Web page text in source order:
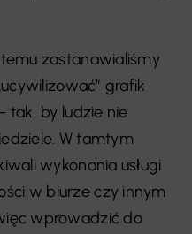
temu zastanawialiśmy
grafik
tak, by ludzie nie
W tamtym
wykonania usługi
w biurze czy innym
wprowadzić do